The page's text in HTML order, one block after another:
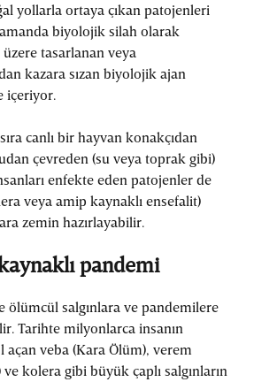
yollarla ortaya çıkan patojenleri
biyolojik silah olarak
tasarlanan veya
kazara sızan biyolojik ajan
içeriyor.
canlı bir hayvan konakçıdan
çevreden (su veya toprak gibi)
enfekte eden patojenler de
veya amip kaynaklı ensefalit)
zemin hazırlayabilir.
pandemi
ölümcül salgınlara ve pandemilere
Tarihte milyonlarca insanın
açan veba (Kara Ölüm), verem
kolera gibi büyük çaplı salgınların